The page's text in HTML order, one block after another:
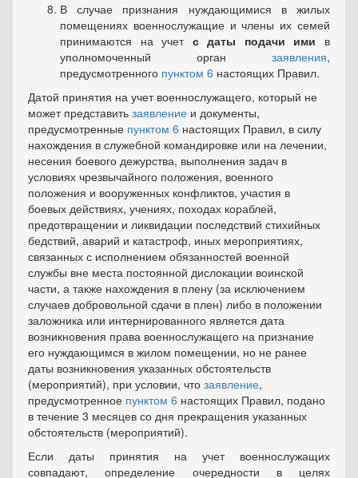
В случае признания нуждающимися в жилых
помещениях военнослужащие и члены их семей
принимаются на учет с даты подачи ими в
уполномоченный орган заявления,
предусмотренного пунктом 6 настоящих Правил.
Датой принятия на учет военнослужащего, который не
может представить заявление и документы,
предусмотренные пунктом 6 настоящих Правил, в силу
нахождения в служебной командировке или на лечении,
несения боевого дежурства, выполнения задач в
условиях чрезвычайного положения, военного
положения и вооруженных конфликтов, участия в
боевых действиях, учениях, походах кораблей,
предотвращении и ликвидации последствий стихийных
бедствий, аварий и катастроф, иных мероприятиях,
связанных с исполнением обязанностей военной
службы вне места постоянной дислокации воинской
части, а также нахождения в плену (за исключением
случаев добровольной сдачи в плен) либо в положении
заложника или интернированного является дата
возникновения права военнослужащего на признание
его нуждающимся в жилом помещении, но не ранее
даты возникновения указанных обстоятельств
(мероприятий), при условии, что заявление,
предусмотренное пунктом 6 настоящих Правил, подано
в течение 3 месяцев со дня прекращения указанных
обстоятельств (мероприятий).
Если даты принятия на учет военнослужащих
совпадают, определение очередности в целях